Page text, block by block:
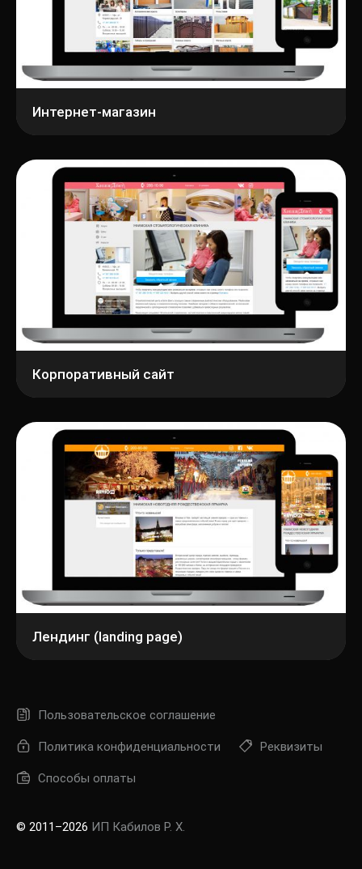
Интернет-магазин
Корпоративный сайт
Лендинг (landing page)
Пользовательское соглашение
Политика конфиденциальности Реквизиты
Способы оплаты
© 2011–2026 ИП Кабилов Р. Х.